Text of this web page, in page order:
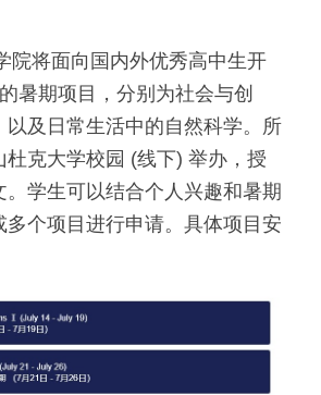
院将面向国内外优秀高中生开
暑期项目，分别为社会与创
以及日常生活中的自然科学。所
杜克大学校园 (线下) 举办，授
。学生可以结合个人兴趣和暑期
多个项目进行申请。具体项目安